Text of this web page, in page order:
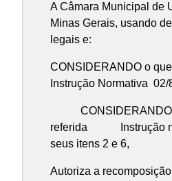
A Câmara Municipal de
Minas Gerais, usando
legais e:
CONSIDERANDO o
Instrução Normativa 02/
CONSIDERANDO
referida Instrução
seus itens 2 e 6,
Autoriza a